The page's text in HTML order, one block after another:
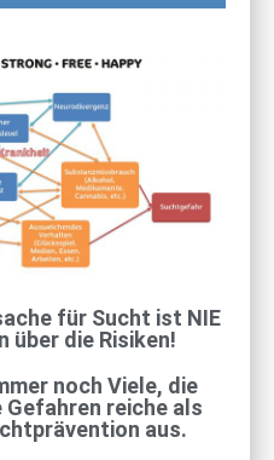
FREE
Learning
Selbstlernkurs,
erreicht,
oder
für Sucht ist NIE
über die Risiken!
noch Viele, die
reiche als
aus.